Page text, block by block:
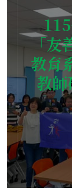
「友
教育
教